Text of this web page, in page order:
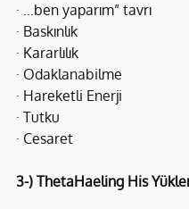
· …ben yaparım” tavrı
· Baskınlık
· Kararlılık
· Odaklanabilme
· Hareketli Enerji
· Tutku
· Cesaret
3-) ThetaHaeling His